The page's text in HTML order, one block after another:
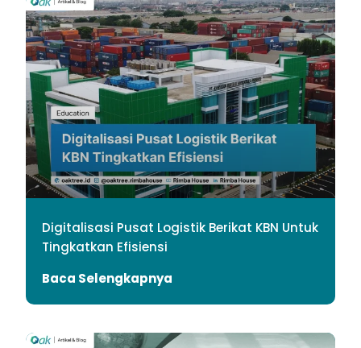
Digitalisasi Pusat Logistik Berikat KBN Untuk
Tingkatkan Efisiensi
Baca Selengkapnya